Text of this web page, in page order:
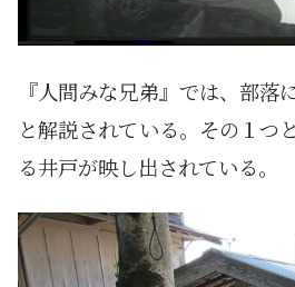
『人間みな兄弟』では、部落
と解説されている。その１つ
る井戸が映し出されている。